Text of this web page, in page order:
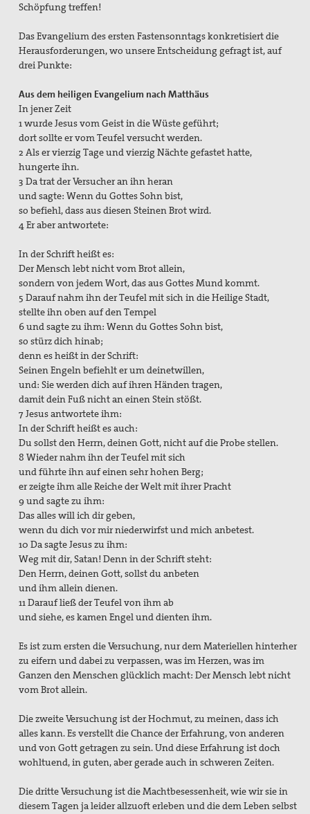
Schöpfung treffen!
Das Evangelium des ersten Fastensonntags konkretisiert die
Herausforderungen, wo unsere Entscheidung gefragt ist, auf
drei Punkte:
Aus dem heiligen Evangelium nach Matthäus
In jener Zeit
1 wurde Jesus vom Geist in die Wüste geführt;
dort sollte er vom Teufel versucht werden.
2 Als er vierzig Tage und vierzig Nächte gefastet hatte,
hungerte ihn.
3 Da trat der Versucher an ihn heran
und sagte: Wenn du Gottes Sohn bist,
so befiehl, dass aus diesen Steinen Brot wird.
4 Er aber antwortete:
In der Schrift heißt es:
Der Mensch lebt nicht vom Brot allein,
sondern von jedem Wort, das aus Gottes Mund kommt.
5 Darauf nahm ihn der Teufel mit sich in die Heilige Stadt,
stellte ihn oben auf den Tempel
6 und sagte zu ihm: Wenn du Gottes Sohn bist,
so stürz dich hinab;
denn es heißt in der Schrift:
Seinen Engeln befiehlt er um deinetwillen,
und: Sie werden dich auf ihren Händen tragen,
damit dein Fuß nicht an einen Stein stößt.
7 Jesus antwortete ihm:
In der Schrift heißt es auch:
Du sollst den Herrn, deinen Gott, nicht auf die Probe stellen.
8 Wieder nahm ihn der Teufel mit sich
und führte ihn auf einen sehr hohen Berg;
er zeigte ihm alle Reiche der Welt mit ihrer Pracht
9 und sagte zu ihm:
Das alles will ich dir geben,
wenn du dich vor mir niederwirfst und mich anbetest.
10 Da sagte Jesus zu ihm:
Weg mit dir, Satan! Denn in der Schrift steht:
Den Herrn, deinen Gott, sollst du anbeten
und ihm allein dienen.
11 Darauf ließ der Teufel von ihm ab
und siehe, es kamen Engel und dienten ihm.
Es ist zum ersten die Versuchung, nur dem Materiellen hinterher
zu eifern und dabei zu verpassen, was im Herzen, was im
Ganzen den Menschen glücklich macht: Der Mensch lebt nicht
vom Brot allein.
Die zweite Versuchung ist der Hochmut, zu meinen, dass ich
alles kann. Es verstellt die Chance der Erfahrung, von anderen
und von Gott getragen zu sein. Und diese Erfahrung ist doch
wohltuend, in guten, aber gerade auch in schweren Zeiten.
Die dritte Versuchung ist die Machtbesessenheit, wie wir sie in
diesem Tagen ja leider allzuoft erleben und die dem Leben selbst